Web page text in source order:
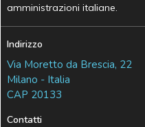
amministrazioni italiane.
Indirizzo
Via Moretto da Brescia, 22
Milano - Italia
CAP 20133
Contatti